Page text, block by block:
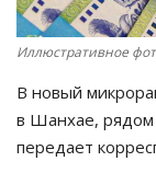
OFFICIAL
Курултай
Язык
Иллюстративное
В новый
в Шанхае, рядом
передает